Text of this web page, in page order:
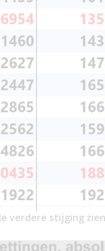
verdere stijging